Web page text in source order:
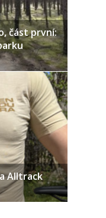
část první:
Alltrack